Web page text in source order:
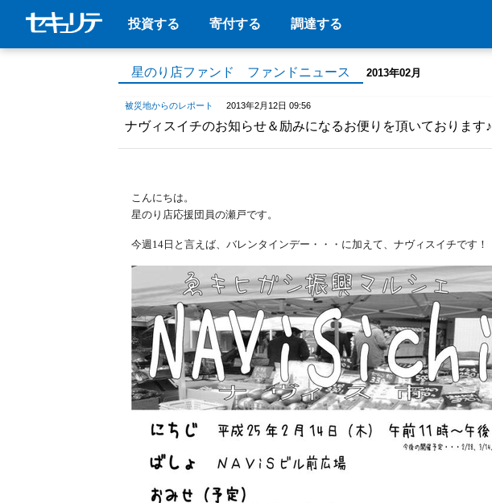
投資する 寄付する 調達する
星のり店ファンド ファンドニュース 2013年02月
被災地からのレポート 2013年2月12日 09:56
ナヴィスイチのお知らせ＆励みになるお便りを頂いております♪
こんにちは。
星のり店応援団員の瀬戸です。
今週14日と言えば、バレンタインデー・・・に加えて、ナヴィスイチです！